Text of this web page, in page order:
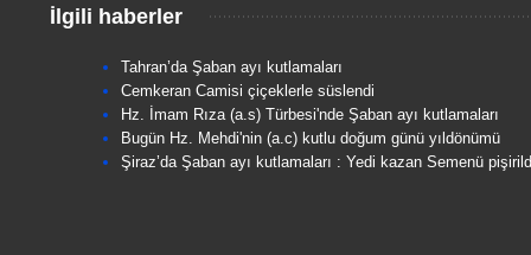
İlgili haberler
Tahran’da Şaban ayı kutlamaları
Cemkeran Camisi çiçeklerle süslendi
Hz. İmam Rıza (a.s) Türbesi'nde Şaban ayı kutlamaları
Bugün Hz. Mehdi'nin (a.c) kutlu doğum günü yıldönümü
Şiraz’da Şaban ayı kutlamaları : Yedi kazan Semenü